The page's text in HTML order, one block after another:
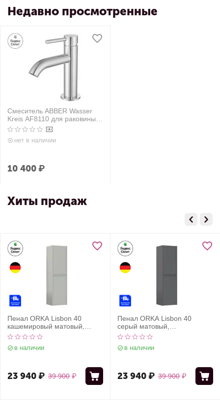
Недавно просмотренные
Смеситель ABBER Wasser
Kreis AF8110 для раковины,
хром
нет в наличии
10 400₽
Хиты продаж
Пенал ORKA Lisbon 40
кашемировый матовый,
универсальный
в наличии
39 900 ₽
23 940₽
Пенал ORKA Lisbon 40
серый матовый,
универсальный
в наличии
39 900 ₽
23 940₽